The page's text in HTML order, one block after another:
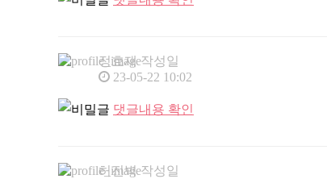
정효재 작성일
23-05-22 10:02
댓글내용 확인
허진벽 작성일